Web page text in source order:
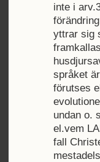
inte i
yttrar sig
språket
förutses
undan o.
el.vem
fall